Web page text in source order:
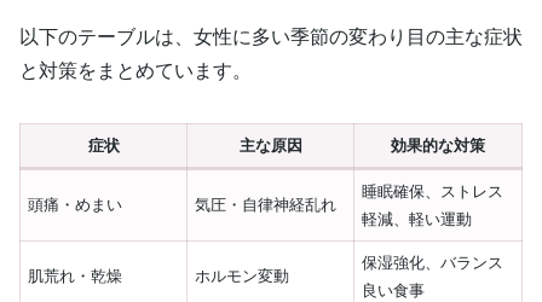
以下のテーブルは、女性に多い季節の変わり目の主な症状
と対策をまとめています。
症状 主な原因 効果的な対策
頭痛・めまい 気圧・自律神経乱れ
睡眠確保、ストレス
軽減、軽い運動
肌荒れ・乾燥 ホルモン変動
保湿強化、バランス
良い食事